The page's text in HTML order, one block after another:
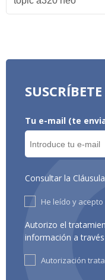
Tu e-mail (te
Consultar la
He leído y
Autorizo el
información a
Autorización